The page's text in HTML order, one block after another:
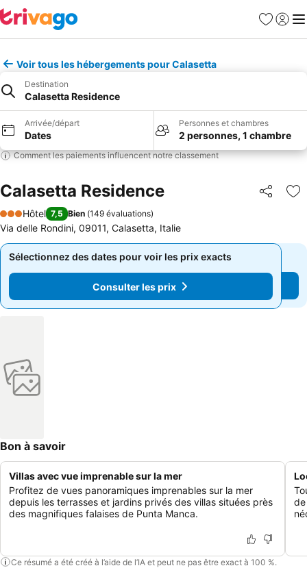
Favoris
Se
Voir tous les hébergements pour Calasetta
Destination
Calasetta Residence
Arrivée/départ
Dates
Personnes et chambres
2 personnes, 1 chambre
Comment les paiements influencent notre classement
Calasetta Residence Partager
3 Étoiles
Hôtel 7,5 Bien (149 évaluations)
Via delle Rondini, 09011, Calasetta, Italie
Sélectionnez des dates pour voir les prix exacts
Consulter les prix
Sélectionnez des dates pour voir les prix exacts
Consulter les prix
Bon à savoir
Villas avec vue imprenable sur la mer
Profitez de vues panoramiques imprenables sur la mer
depuis les terrasses et jardins privés des villas situées près
des magnifiques falaises de Punta Manca.
Ce résumé a été créé à l’aide de l’IA et peut ne pas être exact à 100 %.